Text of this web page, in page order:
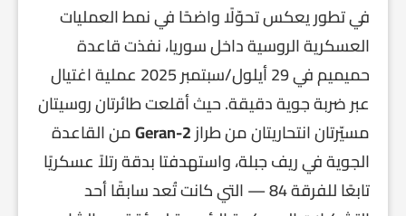
في تطور يعكس تحوّلًا واضحًا في نمط العمليات
العسكرية الروسية داخل سوريا، نفذت قاعدة
حميميم في 29 أيلول/سبتمبر 2025 عملية اغتيال
عبر ضربة جوية دقيقة. حيث أقلعت طائرتان روسيتان
مسيّرتان انتحاريتان من طرازGeran-2من القاعدة
الجوية في ريف جبلة، واستهدفتا بدقة رتلاً عسكريًا
تابعًا للفرقة 84 — التي كانت تُعد سابقًا أحد